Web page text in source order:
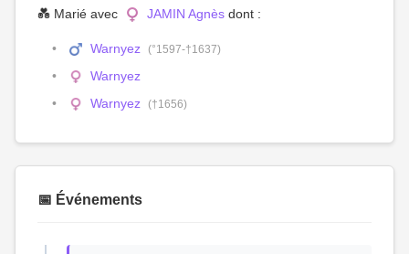
💑 Marié avec JAMIN Agnès dont :
Warnyez (°1597-†1637)
Warnyez
Warnyez (†1656)
📅 Événements